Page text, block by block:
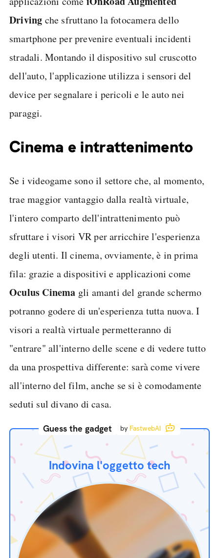
Driving che sfruttano la fotocamera dello
smartphone per prevenire eventuali incidenti
stradali. Montando il dispositivo sul cruscotto
dell'auto, l'applicazione utilizza i sensori del
device per segnalare i pericoli e le auto nei
paraggi.
Cinema e intrattenimento
Se i videogame sono il settore che, al momento,
trae maggior vantaggio dalla realtà virtuale,
l'intero comparto dell'intrattenimento può
sfruttare i visori VR per arricchire l'esperienza
degli utenti. Il cinema, ovviamente, è in prima
fila: grazie a dispositivi e applicazioni come
Oculus Cinema gli amanti del grande schermo
potranno godere di un'esperienza tutta nuova. I
visori a realtà virtuale permetteranno di
"entrare" all'interno delle scene e di vedere tutto
da una prospettiva differente: sarà come vivere
all'interno del film, anche se si è comodamente
seduti sul divano di casa.
Guess the gadget by FastwebAI
Indovina l'oggetto tech